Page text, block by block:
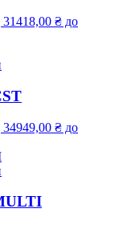
31418,00 ₴ до
34949,00 ₴ до